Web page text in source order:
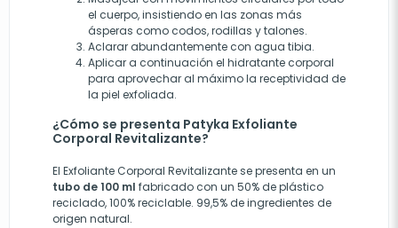
el cuerpo, insistiendo en las zonas más
ásperas como codos, rodillas y talones.
Aclarar abundantemente con agua tibia.
Aplicar a continuación el hidratante corporal
para aprovechar al máximo la receptividad de
la piel exfoliada.
¿Cómo se presenta Patyka Exfoliante
Corporal Revitalizante?
El Exfoliante Corporal Revitalizante se presenta en un
tubo de 100 ml fabricado con un 50% de plástico
reciclado, 100% reciclable. 99,5% de ingredientes de
origen natural.